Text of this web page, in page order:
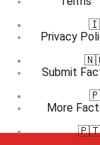
Privacy
Submit
More
🇳🇴
🇵🇹